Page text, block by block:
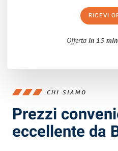
RICEVI
Offerta in 15
CHI SIAMO
Prezzi
eccellente da